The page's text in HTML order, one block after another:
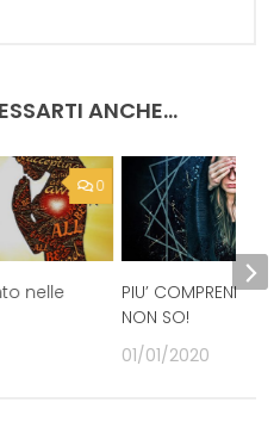
ANCHE...
0
nelle
PIU’ COMPRENDO E
NON SO!
01/01/2020